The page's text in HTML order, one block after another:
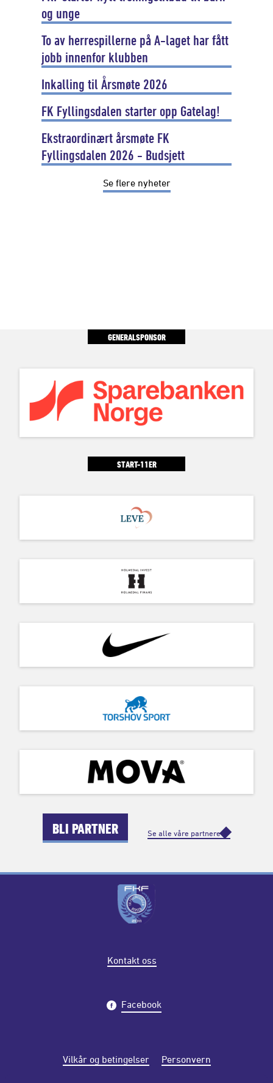
og unge
To av herrespillerne på A-laget har fått
jobb innenfor klubben
Inkalling til Årsmøte 2026
FK Fyllingsdalen starter opp Gatelag!
Ekstraordinært årsmøte FK
Fyllingsdalen 2026 - Budsjett
Se flere nyheter
GENERALSPONSOR
START-11ER
BLI PARTNER Se alle våre partnere
Kontakt oss
Facebook
Vilkår og betingelser Personvern